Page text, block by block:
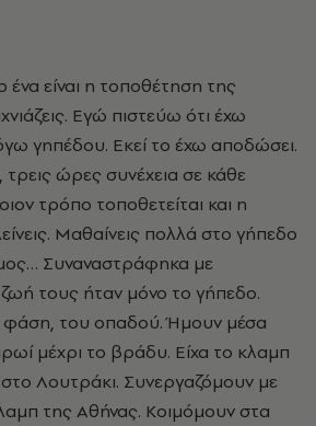
είναι η τοποθέτηση της
Εγώ πιστεύω ότι έχω
γηπέδου. Εκεί το έχω αποδώσει.
τρεις ώρες συνέχεια σε κάθε
τρόπο τοποθετείται και η
Μαθαίνεις πολλά στο γήπεδο
Συναναστράφηκα µε
τους ήταν µόνο το γήπεδο.
φάση, του οπαδού. Ήµουν µέσα
µέχρι το βράδυ. Είχα το κλαµπ
Λουτράκι. Συνεργαζόµουν µε
της Αθήνας. Κοιµόµουν στα